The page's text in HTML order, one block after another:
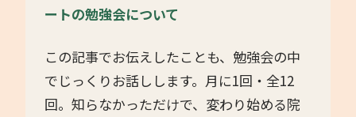
ートの勉強会について
この記事でお伝えしたことも、勉強会の中
でじっくりお話しします。月に1回・全12
回。知らなかっただけで、変わり始める院